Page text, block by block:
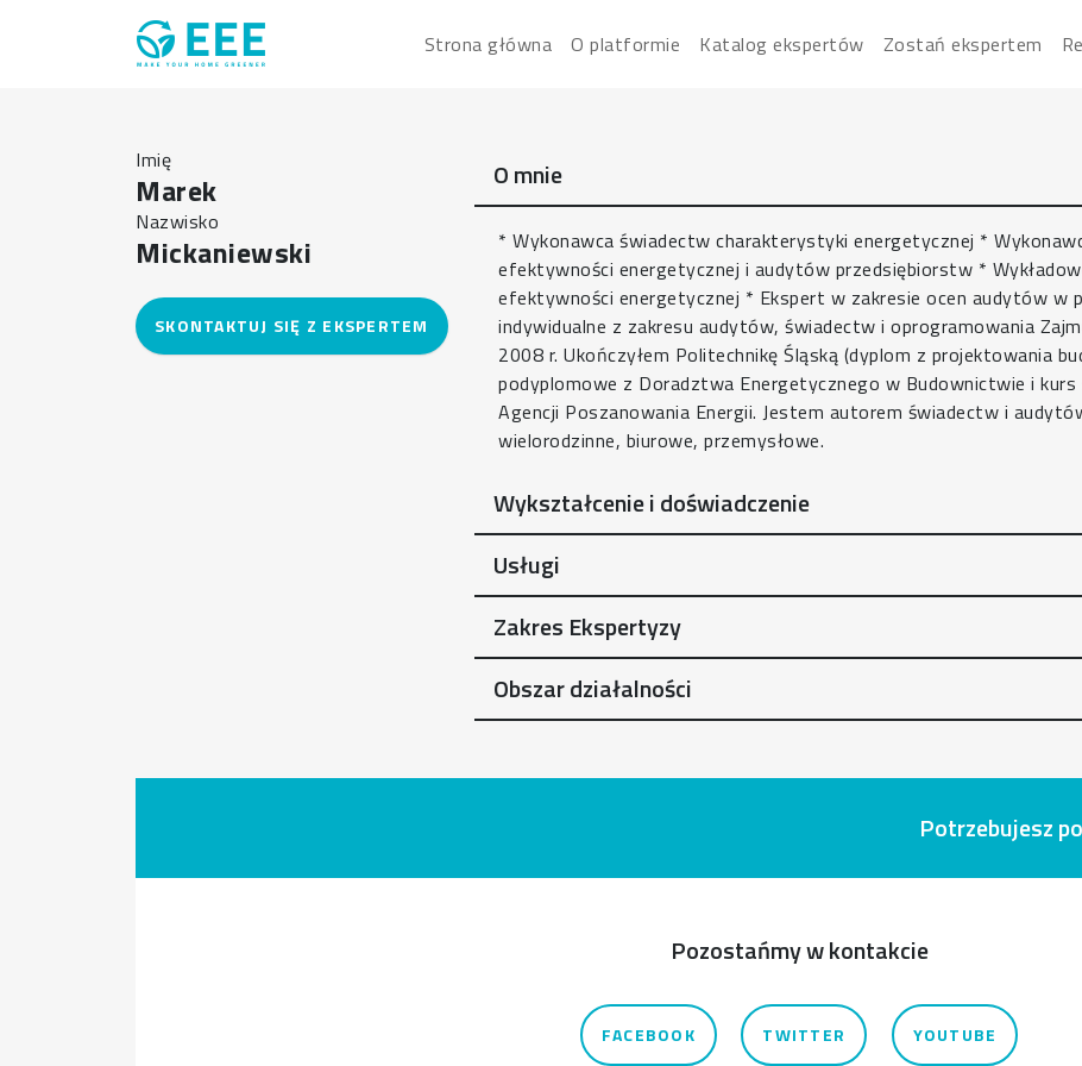
Main navigation
Strona główna O platformie Katalog ekspertów Zostań ekspertem
Imię
Marek
Nazwisko
Mickaniewski
O mnie
* Wykonawca świadectw charakterystyki energetycznej *
efektywności energetycznej i audytów przedsiębiorstw *
efektywności energetycznej * Ekspert w zakresie ocen audytów w
indywidualne z zakresu audytów, świadectw i oprogramowania
2008 r. Ukończyłem Politechnikę Śląską (dyplom z projektowania
podyplomowe z Doradztwa Energetycznego w Budownictwie i
Agencji Poszanowania Energii. Jestem autorem świadectw i
wielorodzinne, biurowe, przemysłowe.
Wykształcenie i doświadczenie
Usługi
Zakres Ekspertyzy
Obszar działalności
Potrzebujesz
Pozostańmy w kontakcie
FACEBOOK TWITTER YOUTUBE